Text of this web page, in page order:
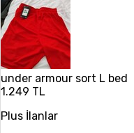
under armour sort L
1.249 TL
Plus İlanlar